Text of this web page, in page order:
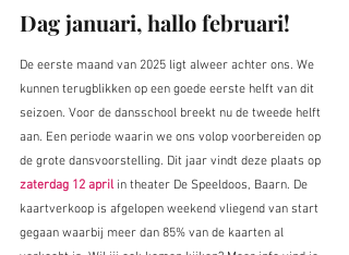
Dag januari, hallo februari!
De eerste maand van 2025 ligt alweer achter ons. We
kunnen terugblikken op een goede eerste helft van dit
seizoen. Voor de dansschool breekt nu de tweede helft
aan. Een periode waarin we ons volop voorbereiden op
de grote dansvoorstelling. Dit jaar vindt deze plaats op
zaterdag 12 april in theater De Speeldoos, Baarn. De
kaartverkoop is afgelopen weekend vliegend van start
gegaan waarbij meer dan 85% van de kaarten al